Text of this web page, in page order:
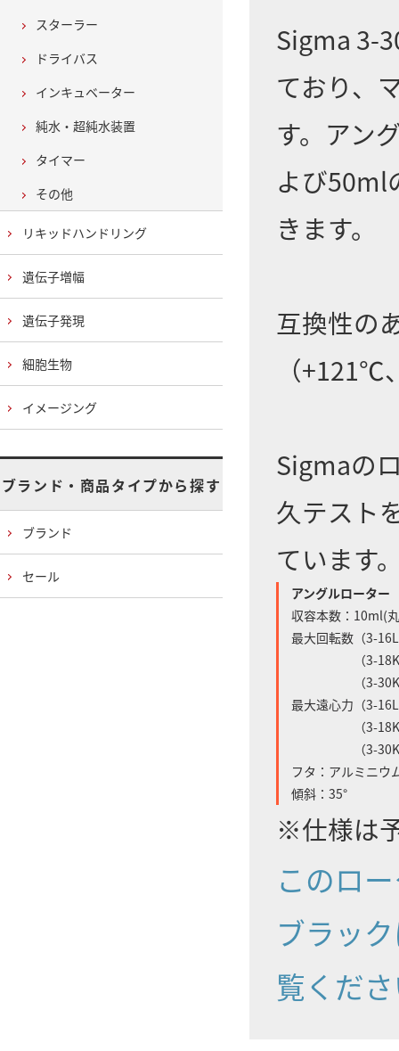
Sigma 3-
ており、
す。アン
よび50ml
きます。
互換性の
（+121℃
Sigmaの
久テスト
ています
アングルローター
収容本数：10ml(
最大回転数（3-
（3-18KS）
（3-30KS）
最大遠心力（3-
（3-18KS
（3-30KS
フタ：アルミニウ
傾斜：35°
※仕様は
このロ
ブラッ
覧くだ
スターラー
ドライバス
インキュベーター
純水・超純水装置
タイマー
その他
リキッドハンドリング
遺伝子増幅
遺伝子発現
細胞生物
イメージング
ブランド・商品タイプから探す
ブランド
セール